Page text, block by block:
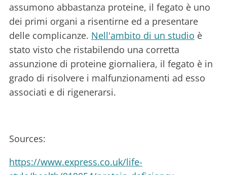
assumono abbastanza proteine, il fegato è uno
dei primi organi a risentirne ed a presentare
delle complicanze. Nell'ambito di un studio è
stato visto che ristabilendo una corretta
assunzione di proteine giornaliera, il fegato è in
grado di risolvere i malfunzionamenti ad esso
associati e di rigenerarsi.
Sources:
https://www.express.co.uk/life-